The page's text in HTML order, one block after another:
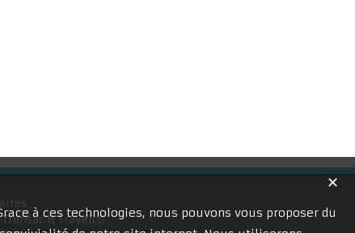
& Travelco
✕
à ces technologies, nous pouvons vous proposer du